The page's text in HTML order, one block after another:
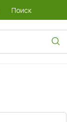
Поиск